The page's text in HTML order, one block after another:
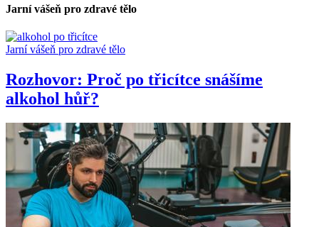
Jarní vášeň pro zdravé tělo
Jarní vášeň pro zdravé tělo
Rozhovor: Proč po třicítce snášíme
alkohol hůř?